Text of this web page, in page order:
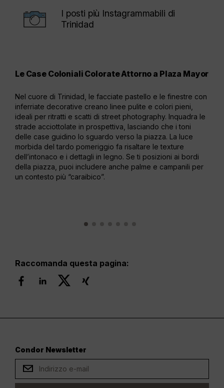
I posti più Instagrammabili di
Trinidad
Le Case Coloniali Colorate Attorno a Plaza Mayor
Nel cuore di Trinidad, le facciate pastello e le finestre con
inferriate decorative creano linee pulite e colori pieni,
ideali per ritratti e scatti di street photography. Inquadra le
strade acciottolate in prospettiva, lasciando che i toni
delle case guidino lo sguardo verso la piazza. La luce
morbida del tardo pomeriggio fa risaltare le texture
dell’intonaco e i dettagli in legno. Se ti posizioni ai bordi
della piazza, puoi includere anche palme e campanili per
un contesto più “caraibico”.
Raccomanda questa pagina:
Condor Newsletter